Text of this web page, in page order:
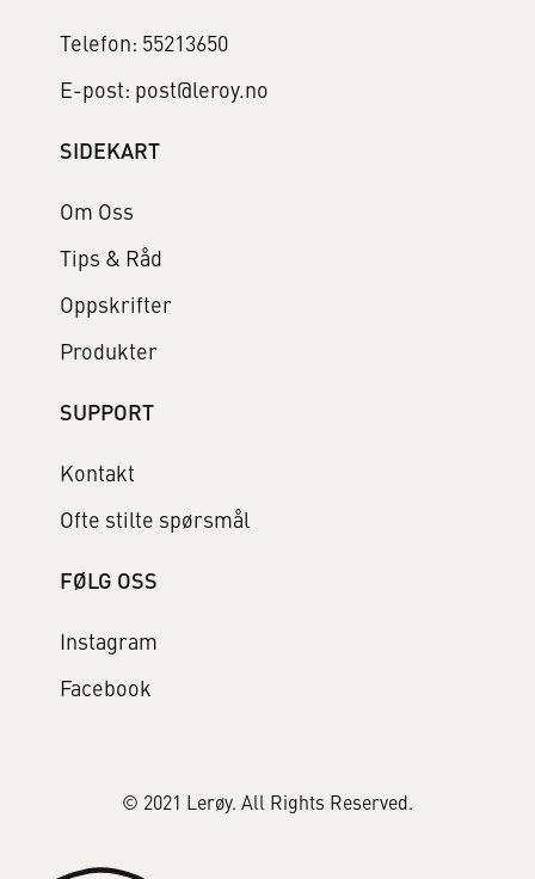
Telefon: 55213650
E-post: post@leroy.no
SIDEKART
Om Oss
Tips & Råd
Oppskrifter
Produkter
SUPPORT
Kontakt
Ofte stilte spørsmål
FØLG OSS
Instagram
Facebook
© 2021 Lerøy. All Rights Reserved.